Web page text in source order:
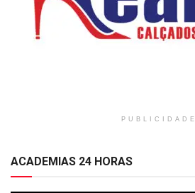
PUBLICIDADE
ACADEMIAS 24 HORAS